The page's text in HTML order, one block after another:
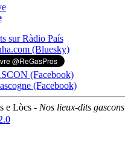
sur Ràdio País
(Bluesky)
(Facebook)
(Facebook)
e Lòcs - Nos lieux-dits gascons